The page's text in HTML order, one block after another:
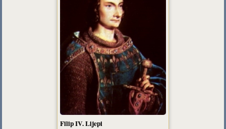
Filip IV. Lijepi